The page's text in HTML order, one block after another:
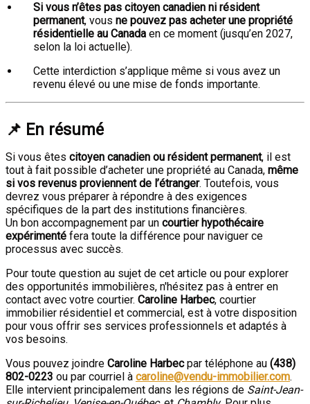
Si vous n’êtes pas citoyen canadien ni résident
permanent, vous ne pouvez pas acheter une propriété
résidentielle au Canada en ce moment (jusqu’en 2027,
selon la loi actuelle).
Cette interdiction s’applique même si vous avez un
revenu élevé ou une mise de fonds importante.
📌 En résumé
Si vous êtes citoyen canadien ou résident permanent, il est
tout à fait possible d’acheter une propriété au Canada, même
si vos revenus proviennent de l’étranger. Toutefois, vous
devrez vous préparer à répondre à des exigences
spécifiques de la part des institutions financières.
Un bon accompagnement par un courtier hypothécaire
expérimenté fera toute la différence pour naviguer ce
processus avec succès.
Pour toute question au sujet de cet article ou pour explorer
des opportunités immobilières, n'hésitez pas à entrer en
contact avec votre courtier. Caroline Harbec, courtier
immobilier résidentiel et commercial, est à votre disposition
pour vous offrir ses services professionnels et adaptés à
vos besoins.
Vous pouvez joindre Caroline Harbecpar téléphone au (438)
802-0223 ou par courriel à caroline@vendu-immobilier.com.
Elle intervient principalement dans les régions de Saint-Jean-